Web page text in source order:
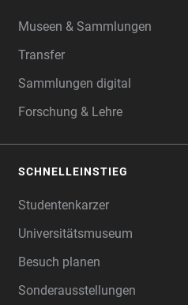
Museen & Sammlungen
Transfer
Sammlungen digital
Forschung & Lehre
SCHNELLEINSTIEG
Studentenkarzer
Universitätsmuseum
Besuch planen
Sonderausstellungen